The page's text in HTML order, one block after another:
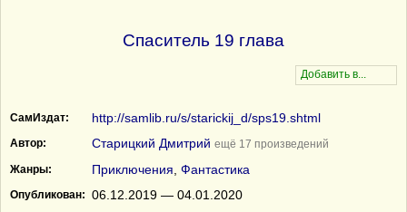
Спаситель 19 глава
СамИздат: http://samlib.ru/s/starickij_d/sps19.shtml
Автор: Старицкий Дмитрий ещё 17 произведений
Жанры:
Приключения Фантастика
Опубликован: 06.12.2019 — 04.01.2020